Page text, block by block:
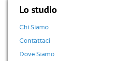
Lo studio
Chi Siamo
Contattaci
Dove Siamo